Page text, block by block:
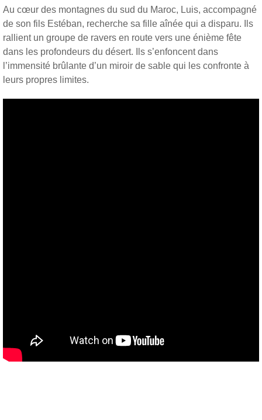
Au cœur des montagnes du sud du Maroc, Luis, accompagné
de son fils Estéban, recherche sa fille aînée qui a disparu. Ils
rallient un groupe de ravers en route vers une énième fête
dans les profondeurs du désert. Ils s’enfoncent dans
l’immensité brûlante d’un miroir de sable qui les confronte à
leurs propres limites.